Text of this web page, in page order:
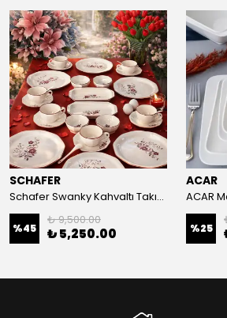
SCHAFER
Schafer Swanky Kahvaltı Takımı 32 Parça-Kırmızı
%45
₺ 9,500.00
₺ 5,250.00
ACAR
%25